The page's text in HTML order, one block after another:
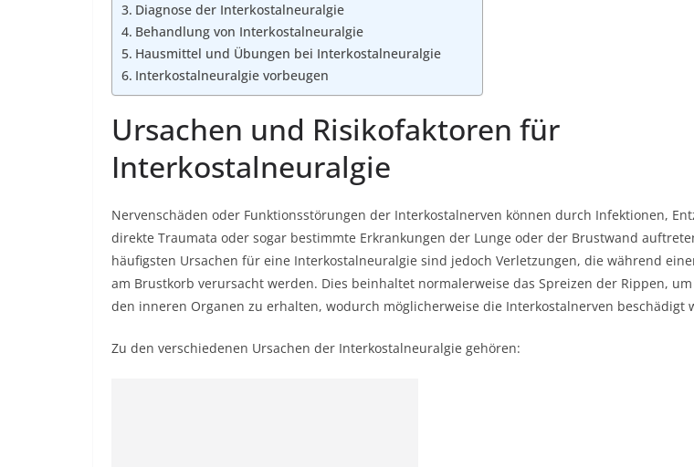
Diagnose der Interkostalneuralgie
Behandlung von Interkostalneuralgie
Hausmittel und Übungen bei Interkostalneuralgie
Interkostalneuralgie vorbeugen
Ursachen und Risikofaktoren für
Interkostalneuralgie
Nervenschäden oder Funktionsstörungen der Interkostalnerven können durch Infektionen,
direkte Traumata oder sogar bestimmte Erkrankungen der Lunge oder der Brustwand
häufigsten Ursachen für eine Interkostalneuralgie sind jedoch Verletzungen, die während
am Brustkorb verursacht werden. Dies beinhaltet normalerweise das Spreizen der Rippen, um
den inneren Organen zu erhalten, wodurch möglicherweise die Interkostalnerven beschädigt
Zu den verschiedenen Ursachen der Interkostalneuralgie gehören: